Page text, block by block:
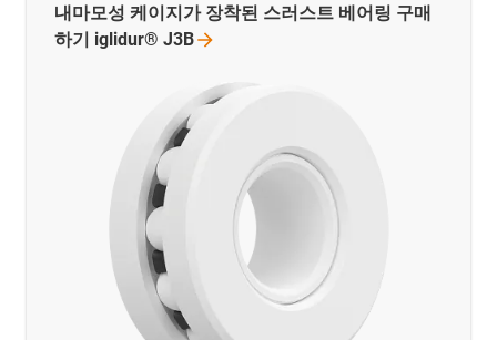
내마모성 케이지가 장착된 스러스트 베어링 구매
하기 iglidur® J3B